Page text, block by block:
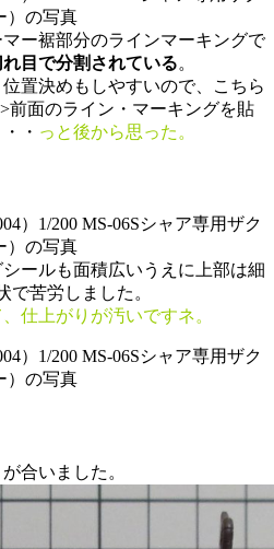
ー裾部分のラインマーキングで
目で分割されている。
置決めもしやすいので、こちら
前面のライン・マーキングを貼
・ っと後から思った。
ールも面積広いうえに上部は細
で苦労しました。
仕上がりが汚いですネ。
合いました。